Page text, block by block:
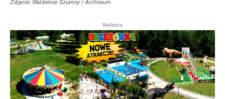
Zdjęcie: Waldemar Szumny / Archiwum
Reklama